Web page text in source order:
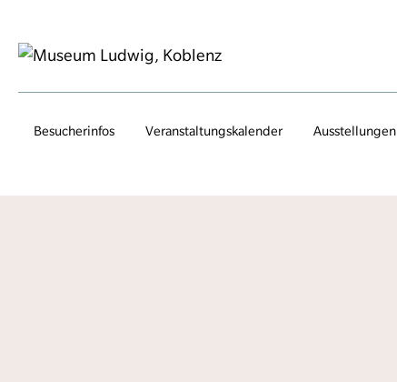
Besucherinfos Veranstaltungs­kalender Ausstellungen